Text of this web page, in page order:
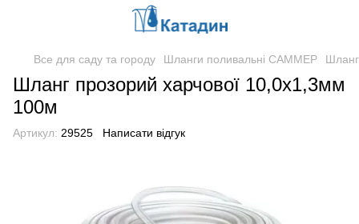
Все для саду та городу Шланги поливальні САММЕР
Шланг прозорий харчової 10,0х1,3мм
100м
Артикул: 29525 Написати відгук